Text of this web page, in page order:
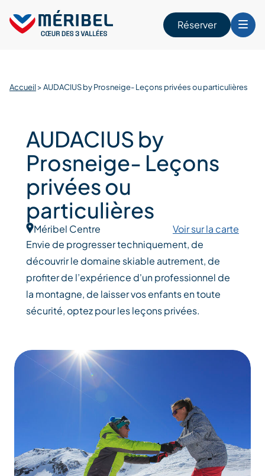
content
Réserver
Accueil >AUDACIUS by Prosneige- Leçons privées ou particulières
AUDACIUS by
Prosneige- Leçons
privées ou
particulières
Méribel Centre
Voir sur la carte
Envie de progresser techniquement, de
découvrir le domaine skiable autrement, de
profiter de l’expérience d'un professionnel de
la montagne, de laisser vos enfants en toute
sécurité, optez pour les leçons privées.